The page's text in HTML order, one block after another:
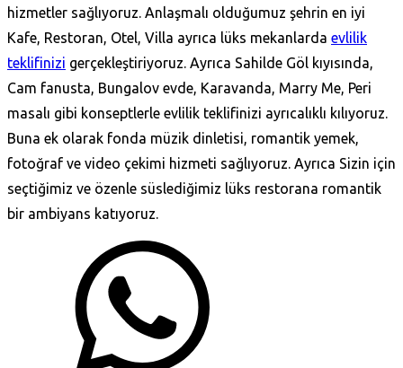
hizmetler sağlıyoruz. Anlaşmalı olduğumuz şehrin en iyi
Kafe, Restoran, Otel, Villa ayrıca lüks mekanlarda evlilik
teklifinizi gerçekleştiriyoruz. Ayrıca Sahilde Göl kıyısında,
Cam fanusta, Bungalov evde, Karavanda, Marry Me, Peri
masalı gibi konseptlerle evlilik teklifinizi ayrıcalıklı kılıyoruz.
Buna ek olarak fonda müzik dinletisi, romantik yemek,
fotoğraf ve video çekimi hizmeti sağlıyoruz. Ayrıca Sizin için
seçtiğimiz ve özenle süslediğimiz lüks restorana romantik
bir ambiyans katıyoruz.